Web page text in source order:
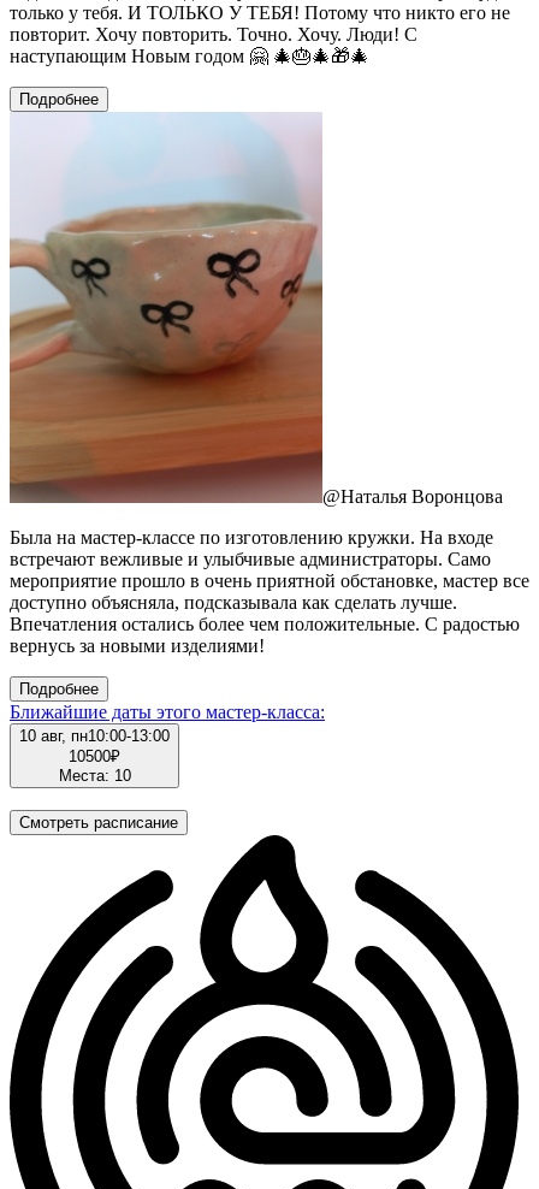
только у тебя. И ТОЛЬКО У ТЕБЯ! Потому что никто его не
повторит. Хочу повторить. Точно. Хочу. Люди! С
наступающим Новым годом 🤗 🎄🎂🎄🎁🎄
Подробнее
@Наталья Воронцова
Была на мастер-классе по изготовлению кружки. На входе
встречают вежливые и улыбчивые администраторы. Само
мероприятие прошло в очень приятной обстановке, мастер все
доступно объясняла, подсказывала как сделать лучше.
Впечатления остались более чем положительные. С радостью
вернусь за новыми изделиями!
Подробнее
Ближайшие даты этого мастер‑класса:
10 авг, пн10:00-13:00
10500₽
Места: 10
Смотреть расписание